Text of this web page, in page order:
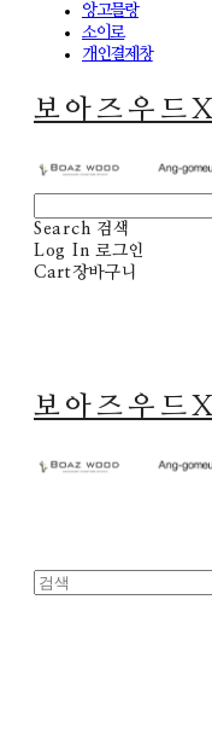
앙고믈랑
소이로
개인결제창
보아즈우드
Search 검색
Log In 로그인
Cart장바구니
보아즈우드